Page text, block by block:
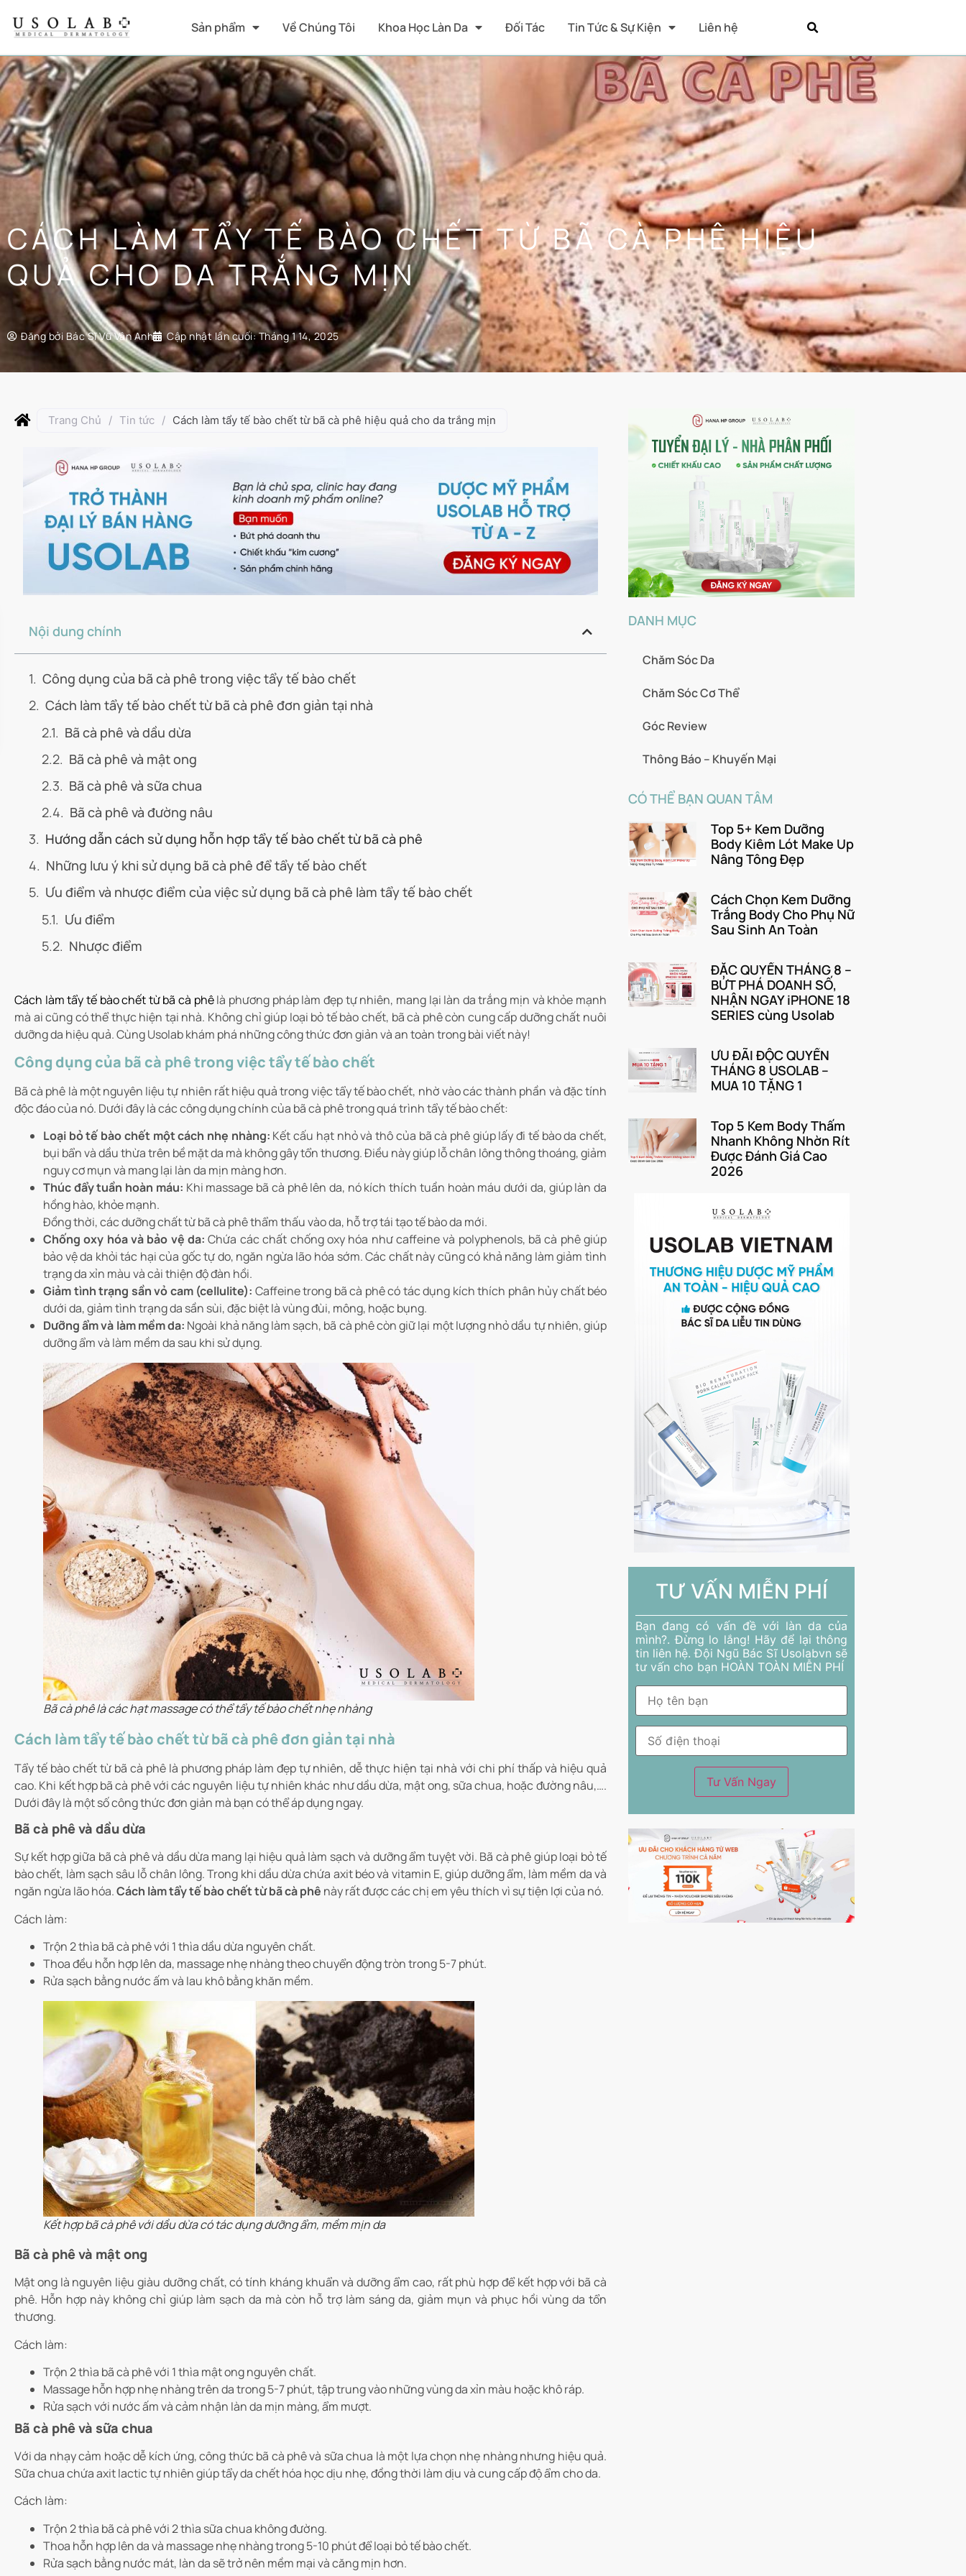
Sản phẩm Về Chúng Tôi Khoa Học Làn Da Đối Tác Tin Tức & Sự Kiện Liên hệ
CÁCH LÀM TẨY TẾ BÀO CHẾT TỪ BÃ CÀ PHÊ HIỆU
QUẢ CHO DA TRẮNG MỊN
Đăng bởi Bác Sĩ Vũ Vân Anh Cập nhật lần cuối:Tháng 1 14, 2025
Trang Chủ / Tin tức / Cách làm tẩy tế bào chết từ bã cà phê hiệu quả cho da trắng mịn
Nội dung chính
Công dụng của bã cà phê trong việc tẩy tế bào chết
Cách làm tẩy tế bào chết từ bã cà phê đơn giản tại nhà
Bã cà phê và dầu dừa
Bã cà phê và mật ong
Bã cà phê và sữa chua
Bã cà phê và đường nâu
Hướng dẫn cách sử dụng hỗn hợp tẩy tế bào chết từ bã cà phê
Những lưu ý khi sử dụng bã cà phê để tẩy tế bào chết
Ưu điểm và nhược điểm của việc sử dụng bã cà phê làm tẩy tế bào chết
Ưu điểm
Nhược điểm
Cách làm tẩy tế bào chết từ bã cà phêlà phương pháp làm đẹp tự nhiên, mang lại làn da trắng mịn và khỏe mạnh
mà ai cũng có thể thực hiện tại nhà. Không chỉ giúp loại bỏ tế bào chết, bã cà phê còn cung cấp dưỡng chất nuôi
dưỡng da hiệu quả. Cùng Usolab khám phá những công thức đơn giản và an toàn trong bài viết này!
Công dụng của bã cà phê trong việc tẩy tế bào chết
Bã cà phê là một nguyên liệu tự nhiên rất hiệu quả trong việc tẩy tế bào chết, nhờ vào các thành phần và đặc tính
độc đáo của nó. Dưới đây là các công dụng chính của bã cà phê trong quá trình tẩy tế bào chết:
Loại bỏ tế bào chết một cách nhẹ nhàng: Kết cấu hạt nhỏ và thô của bã cà phê giúp lấy đi tế bào da chết,
bụi bẩn và dầu thừa trên bề mặt da mà không gây tổn thương. Điều này giúp lỗ chân lông thông thoáng, giảm
nguy cơ mụn và mang lại làn da mịn màng hơn.
Thúc đẩy tuần hoàn máu: Khi massage bã cà phê lên da, nó kích thích tuần hoàn máu dưới da, giúp làn da
hồng hào, khỏe mạnh.
Đồng thời, các dưỡng chất từ bã cà phê thẩm thấu vào da, hỗ trợ tái tạo tế bào da mới.
Chống oxy hóa và bảo vệ da: Chứa các chất chống oxy hóa như caffeine và polyphenols, bã cà phê giúp
bảo vệ da khỏi tác hại của gốc tự do, ngăn ngừa lão hóa sớm. Các chất này cũng có khả năng làm giảm tình
trạng da xỉn màu và cải thiện độ đàn hồi.
Giảm tình trạng sần vỏ cam (cellulite): Caffeine trong bã cà phê có tác dụng kích thích phân hủy chất béo
dưới da, giảm tình trạng da sần sùi, đặc biệt là vùng đùi, mông, hoặc bụng.
Dưỡng ẩm và làm mềm da: Ngoài khả năng làm sạch, bã cà phê còn giữ lại một lượng nhỏ dầu tự nhiên, giúp
dưỡng ẩm và làm mềm da sau khi sử dụng.
Bã cà phê là các hạt massage có thể tẩy tế bào chết nhẹ nhàng
Cách làm tẩy tế bào chết từ bã cà phê đơn giản tại nhà
Tẩy tế bào chết từ bã cà phê là phương pháp làm đẹp tự nhiên, dễ thực hiện tại nhà với chi phí thấp và hiệu quả
cao. Khi kết hợp bã cà phê với các nguyên liệu tự nhiên khác như dầu dừa, mật ong, sữa chua, hoặc đường nâu,….
Dưới đây là một số công thức đơn giản mà bạn có thể áp dụng ngay.
Bã cà phê và dầu dừa
Sự kết hợp giữa bã cà phê và dầu dừa mang lại hiệu quả làm sạch và dưỡng ẩm tuyệt vời. Bã cà phê giúp loại bỏ tế
bào chết, làm sạch sâu lỗ chân lông. Trong khi dầu dừa chứa axit béo và vitamin E, giúp dưỡng ẩm, làm mềm da và
ngăn ngừa lão hóa.Cách làm tẩy tế bào chết từ bã cà phê này rất được các chị em yêu thích vì sự tiện lợi của nó.
Cách làm:
Trộn 2 thìa bã cà phê với 1 thìa dầu dừa nguyên chất.
Thoa đều hỗn hợp lên da, massage nhẹ nhàng theo chuyển động tròn trong 5-7 phút.
Rửa sạch bằng nước ấm và lau khô bằng khăn mềm.
Kết hợp bã cà phê với dầu dừa có tác dụng dưỡng ẩm, mềm mịn da
Bã cà phê và mật ong
Mật ong là nguyên liệu giàu dưỡng chất, có tính kháng khuẩn và dưỡng ẩm cao, rất phù hợp để kết hợp với bã cà
phê. Hỗn hợp này không chỉ giúp làm sạch da mà còn hỗ trợ làm sáng da, giảm mụn và phục hồi vùng da tổn
thương.
Cách làm:
Trộn 2 thìa bã cà phê với 1 thìa mật ong nguyên chất.
Massage hỗn hợp nhẹ nhàng trên da trong 5-7 phút, tập trung vào những vùng da xỉn màu hoặc khô ráp.
Rửa sạch với nước ấm và cảm nhận làn da mịn màng, ẩm mượt.
Bã cà phê và sữa chua
Với da nhạy cảm hoặc dễ kích ứng, công thức bã cà phê và sữa chua là một lựa chọn nhẹ nhàng nhưng hiệu quả.
Sữa chua chứa axit lactic tự nhiên giúp tẩy da chết hóa học dịu nhẹ, đồng thời làm dịu và cung cấp độ ẩm cho da.
Cách làm:
Trộn 2 thìa bã cà phê với 2 thìa sữa chua không đường.
Thoa hỗn hợp lên da và massage nhẹ nhàng trong 5-10 phút để loại bỏ tế bào chết.
Rửa sạch bằng nước mát, làn da sẽ trở nên mềm mại và căng mịn hơn.
DANH MỤC
Chăm Sóc Da
Chăm Sóc Cơ Thể
Góc Review
Thông Báo – Khuyến Mại
CÓ THỂ BẠN QUAN TÂM
Top 5+ Kem Dưỡng
Body Kiêm Lót Make Up
Nâng Tông Đẹp
Cách Chọn Kem Dưỡng
Trắng Body Cho Phụ Nữ
Sau Sinh An Toàn
ĐẶC QUYỀN THÁNG 8 –
BỨT PHÁ DOANH SỐ,
NHẬN NGAY iPHONE 18
SERIES cùng Usolab
ƯU ĐÃI ĐỘC QUYỀN
THÁNG 8 USOLAB –
MUA 10 TẶNG 1
Top 5 Kem Body Thấm
Nhanh Không Nhờn Rít
Được Đánh Giá Cao
2026
TƯ VẤN MIỄN PHÍ
Bạn đang có vấn đề với làn da của
mình?. Đừng lo lắng! Hãy để lại thông
tin liên hệ. Đội Ngũ Bác Sĩ Usolabvn sẽ
tư vấn cho bạn HOÀN TOÀN MIỄN PHÍ